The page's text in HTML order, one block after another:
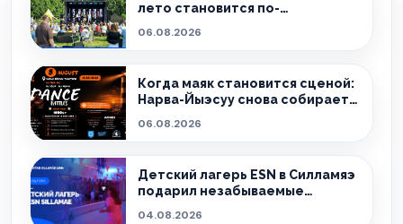
лето становится по-
06.08.2026
Когда маяк становится сценой:
Нарва-Йыэсуу снова собирает
06.08.2026
Детский лагерь ESN в Силламяэ
подарил незабываемые
04.08.2026